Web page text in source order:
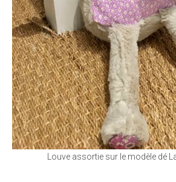
Louve assortie sur le modèle dé